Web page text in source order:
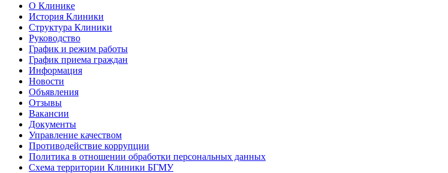
О Клинике
История Клиники
Структура Клиники
Руководство
График и режим работы
График приема граждан
Информация
Новости
Объявления
Отзывы
Вакансии
Документы
Управление качеством
Противодействие коррупции
Политика в отношении обработки персональных данных
Схема территории Клиники БГМУ